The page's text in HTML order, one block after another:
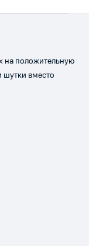
на положительную
шутки вместо